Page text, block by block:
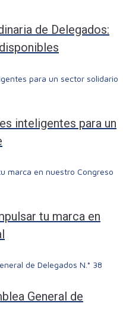
de Delegados:
inteligentes para un
tu marca en
General de